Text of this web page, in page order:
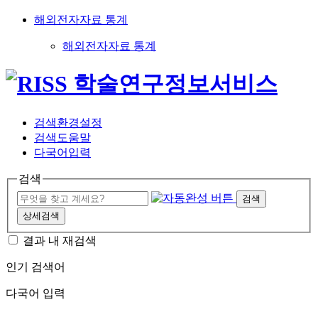
해외전자자료 통계
해외전자자료 통계
검색환경설정
검색도움말
다국어입력
검색
검색
상세검색
결과 내 재검색
인기 검색어
다국어 입력